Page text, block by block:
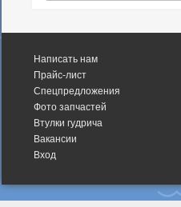
Написать нам
Прайс-лист
Спецпредложения
Фото запчастей
Втулки гудрича
Вакансии
Вход